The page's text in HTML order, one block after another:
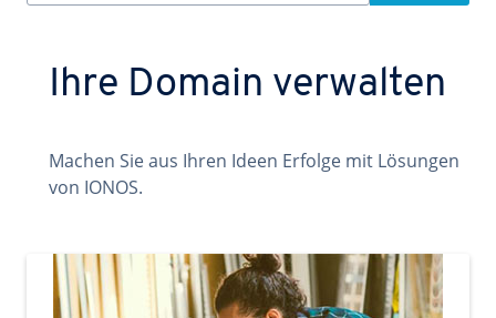
Ihre Domain verwalten
Machen Sie aus Ihren Ideen Erfolge mit Lösungen
von IONOS.